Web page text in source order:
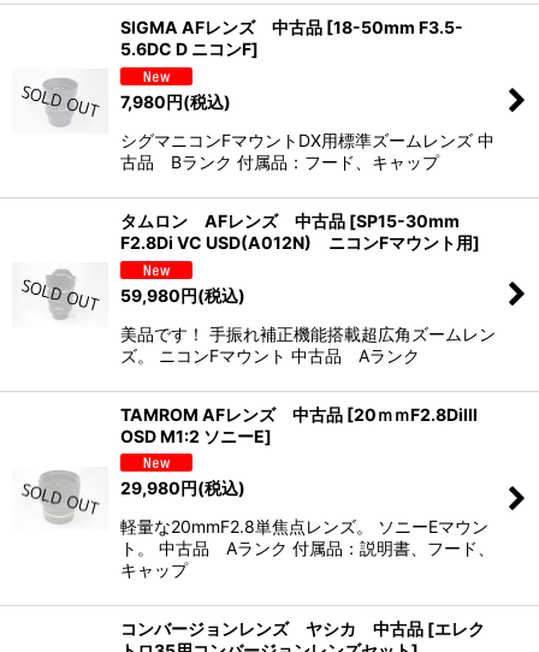
SIGMA AFレンズ 中古品 [18-50mm F3.5-
5.6DC D ニコンF]
7,980円(税込)
シグマニコンFマウントDX用標準ズームレンズ 中
古品 Bランク 付属品：フード、キャップ
タムロン AFレンズ 中古品 [SP15-30mm
F2.8Di VC USD(A012N) ニコンFマウント用]
59,980円(税込)
美品です！ 手振れ補正機能搭載超広角ズームレン
ズ。 ニコンFマウント 中古品 Aランク
TAMROM AFレンズ 中古品 [20ｍｍF2.8DiIII
OSD M1:2 ソニーE]
29,980円(税込)
軽量な20mmF2.8単焦点レンズ。 ソニーEマウン
ト。 中古品 Aランク 付属品：説明書、フード、
キャップ
コンバージョンレンズ ヤシカ 中古品 [エレク